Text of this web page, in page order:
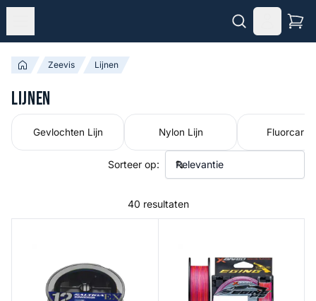
Zeevis Lijnen
Lijnen
Gevlochten Lijn Nylon Lijn
40 resultaten
Sorteer op: